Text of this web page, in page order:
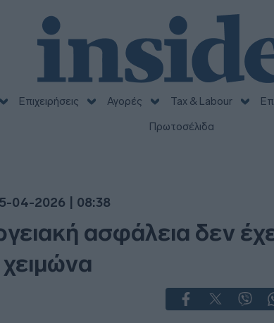
Επιχειρήσεις Αγορές Tax & Labour
Πρωτοσέλιδα
04-2026 | 08:38
ασφάλεια δεν